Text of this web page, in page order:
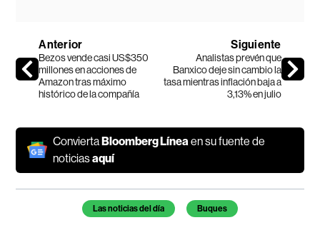
Anterior
Bezos vende casi US$350
millones en acciones de
Amazon tras máximo
histórico de la compañía
Siguiente
Analistas prevén que
Banxico deje sin cambio la
tasa mientras inflación baja a
3,13% en julio
ConviertaBloomberg Línea en su fuente de
noticiasaquí
Temas de este artículo
Las noticias del día Buques